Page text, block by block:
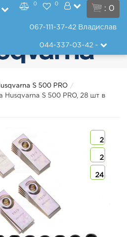
: 0
0 0
067-111-37-42 Владислав
044-337-03-42-
S 500 PRO
Husqvarna S 500 PRO, 28 шт в
2
2
24